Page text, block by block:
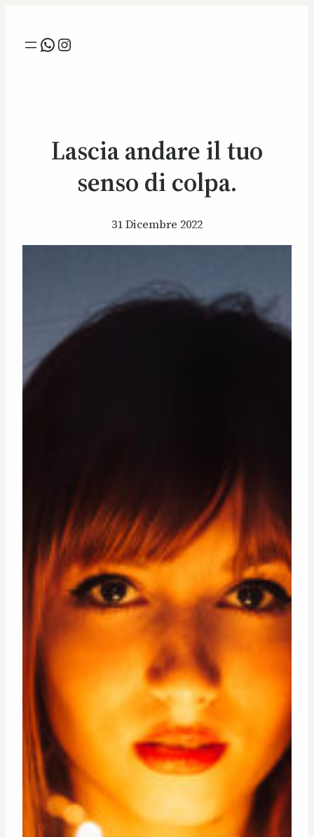
Whatsapp
Instagram
Lascia andare il tuo
senso di colpa.
31 Dicembre 2022